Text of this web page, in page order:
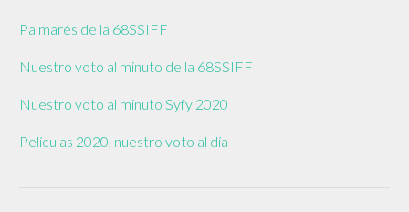
Palmarés de la 68SSIFF
Nuestro voto al minuto de la 68SSIFF
Nuestro voto al minuto Syfy 2020
Películas 2020, nuestro voto al día